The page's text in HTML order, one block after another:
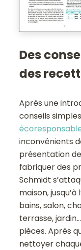
Des
des
Après une
conseils
inconvénients
présentation
fabriquer des
Schmidt
maison,
bains, salon,
terrasse,
pièces. Après
nettoyer